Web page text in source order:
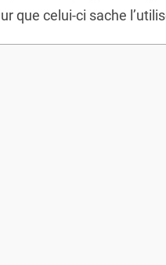
que celui-ci sache